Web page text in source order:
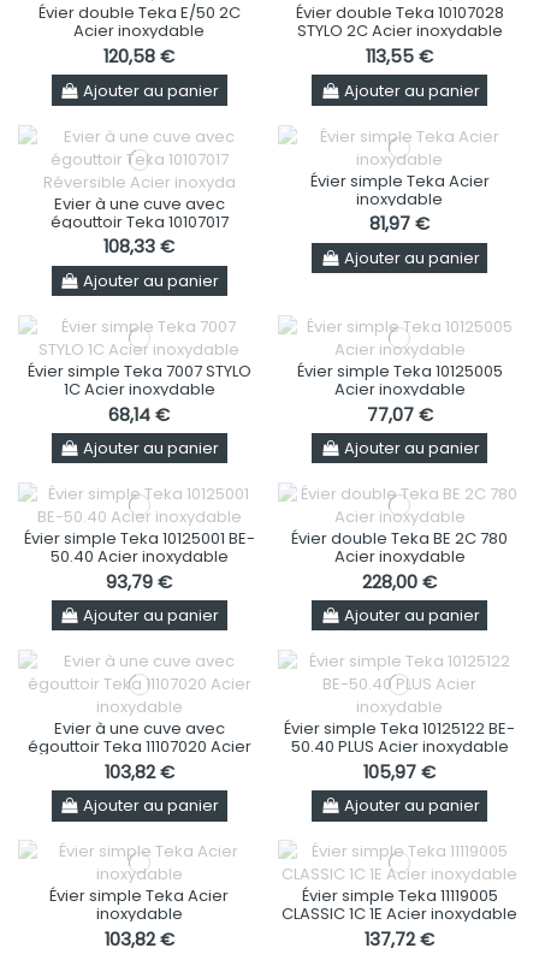
Évier double Teka E/50 2C
Acier inoxydable
120,58 €
Ajouter au panier
Évier double Teka 10107028
STYLO 2C Acier inoxydable
113,55 €
Ajouter au panier
Evier à une cuve avec
égouttoir Teka 10107017
Réversible Acier inoxydable
108,33 €
Ajouter au panier
Évier simple Teka Acier
inoxydable
81,97 €
Ajouter au panier
Évier simple Teka 7007 STYLO
1C Acier inoxydable
68,14 €
Ajouter au panier
Évier simple Teka 10125005
Acier inoxydable
77,07 €
Ajouter au panier
Évier simple Teka 10125001 BE-
50.40 Acier inoxydable
93,79 €
Ajouter au panier
Évier double Teka BE 2C 780
Acier inoxydable
228,00 €
Ajouter au panier
Evier à une cuve avec
égouttoir Teka 11107020 Acier
inoxydable
103,82 €
Ajouter au panier
Évier simple Teka 10125122 BE-
50.40 PLUS Acier inoxydable
105,97 €
Ajouter au panier
Évier simple Teka Acier
inoxydable
103,82 €
Évier simple Teka 11119005
CLASSIC 1C 1E Acier inoxydable
137,72 €